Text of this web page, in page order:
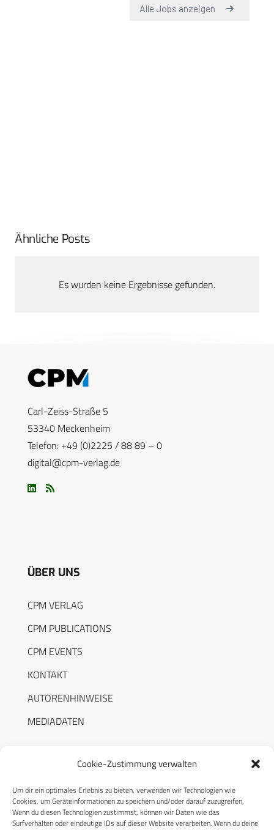
Cookie-Zustimmung verwalten
Um dir ein optimales Erlebnis zu bieten, verwenden wir Technologien wie
Cookies, um Geräteinformationen zu speichern und/oder darauf zuzugreifen.
Wenn du diesen Technologien zustimmst, können wir Daten wie das
Surfverhalten oder eindeutige IDs auf dieser Website verarbeiten. Wenn du deine
Ähnliche Posts
Es wurden keine Ergebnisse gefunden.
Carl-Zeiss-Straße 5
53340 Meckenheim
Telefon: +49 (0)2225 / 88 89 – 0
digital@cpm-verlag.de
ÜBER UNS
CPM VERLAG
CPM PUBLICATIONS
CPM EVENTS
KONTAKT
AUTORENHINWEISE
MEDIADATEN
RECHTLICHES